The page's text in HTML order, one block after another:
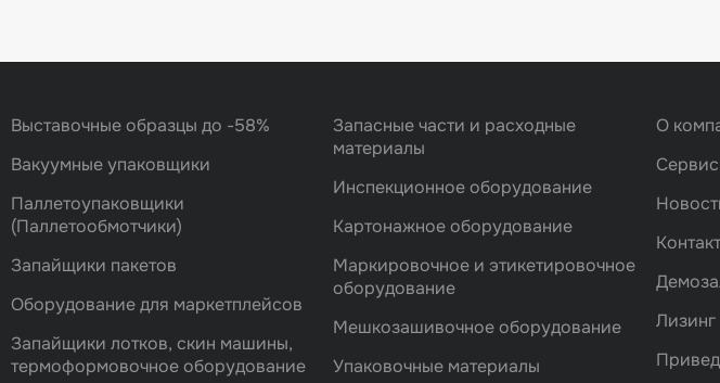
Выставочные образцы до -58%
Вакуумные упаковщики
Паллетоупаковщики
(Паллетообмотчики)
Запайщики пакетов
Оборудование для маркетплейсов
Запайщики лотков, скин машины,
термоформовочное оборудование
Запасные части и расходные
материалы
Инспекционное оборудование
Картонажное оборудование
Маркировочное и этикетировочное
оборудование
Мешкозашивочное оборудование
Упаковочные материалы
О
Лизинг